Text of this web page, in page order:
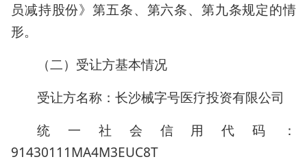
员减持股份》第五条、第六条、第九条规定的情
形。
（二）受让方基本情况
受让方名称：长沙械字号医疗投资有限公司
统一社会信用代码：
91430111MA4M3EUC8T